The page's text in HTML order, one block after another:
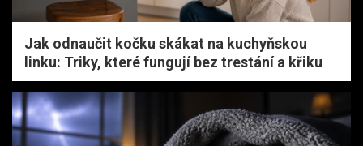
Jak odnaučit kočku skákat na kuchyňskou
linku: Triky, které fungují bez trestání a křiku